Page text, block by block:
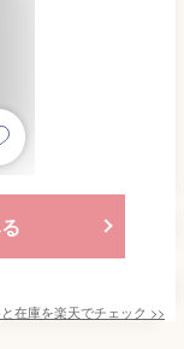
在庫を楽天でチェック >>